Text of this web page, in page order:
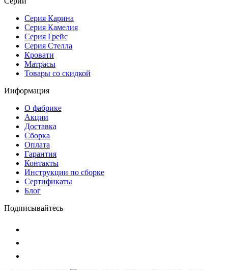
Серия Карина
Серия Камелия
Серия Грейс
Серия Стелла
Кровати
Матрасы
Товары со скидкой
Информация
О фабрике
Акции
Доставка
Сборка
Оплата
Гарантия
Контакты
Инструкции по сборке
Сертификаты
Блог
Подписывайтесь